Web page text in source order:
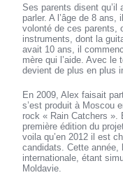
Ses parents disent qu’il
parler. A l’âge de 8 ans,
volonté de ces parents,
instruments, dont la
avait 10 ans, il
mère qui l’aide. Avec
devient de plus en plus
En 2009, Alex faisait
s’est produit à Moscou
rock « Rain Catchers ».
première édition du
voila qu’en 2012 il est
candidats. Cette année,
internationale, étant
Moldavie.